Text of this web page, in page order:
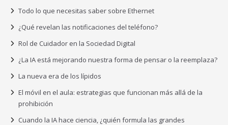
Todo lo que necesitas saber sobre Ethernet
¿Qué revelan las notificaciones del teléfono?
Rol de Cuidador en la Sociedad Digital
¿La IA está mejorando nuestra forma de pensar o la reemplaza?
La nueva era de los lípidos
El móvil en el aula: estrategias que funcionan más allá de la
prohibición
Cuando la IA hace ciencia, ¿quién formula las grandes